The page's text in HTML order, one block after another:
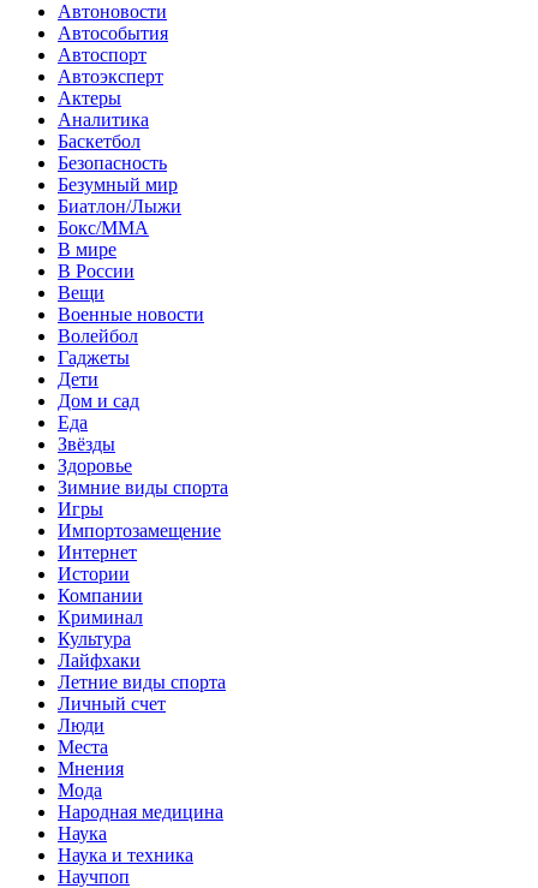
Автоновости
Автособытия
Автоспорт
Автоэксперт
Актеры
Аналитика
Баскетбол
Безопасность
Безумный мир
Биатлон/Лыжи
Бокс/MMA
В мире
В России
Вещи
Военные новости
Волейбол
Гаджеты
Дети
Дом и сад
Еда
Звёзды
Здоровье
Зимние виды спорта
Игры
Импортозамещение
Интернет
Истории
Компании
Криминал
Культура
Лайфхаки
Летние виды спорта
Личный счет
Люди
Места
Мнения
Мода
Народная медицина
Наука
Наука и техника
Научпоп